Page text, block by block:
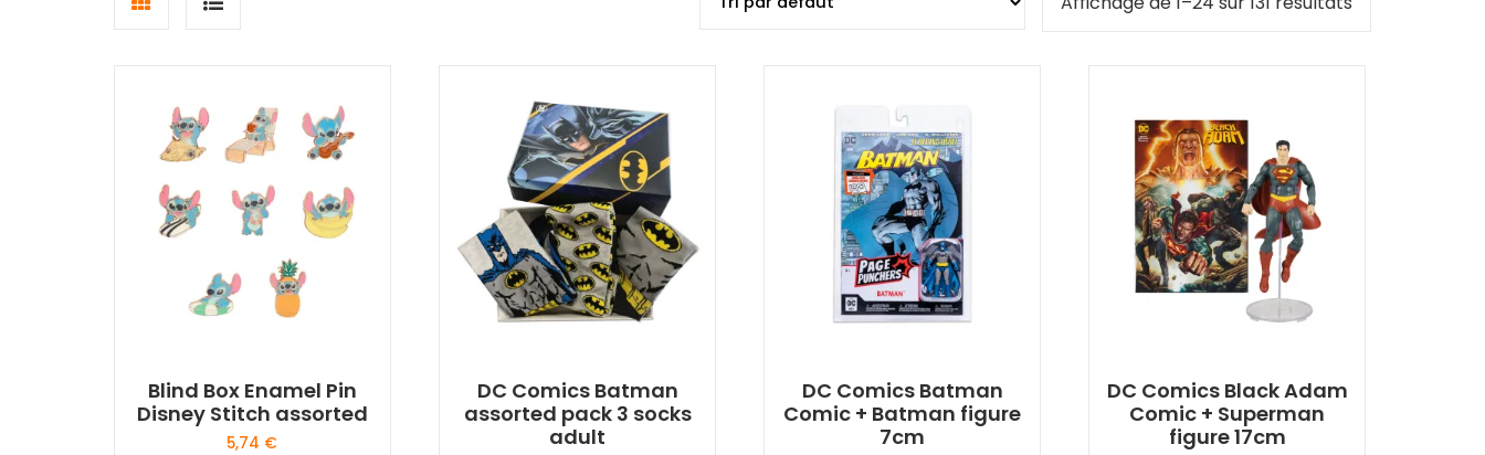
Blind Box Enamel Pin
Disney Stitch assorted
5,74 €
DC Comics Batman
assorted pack 3 socks
adult
DC Comics Batman
Comic + Batman figure
7cm
DC Comics Black Adam
Comic + Superman
figure 17cm